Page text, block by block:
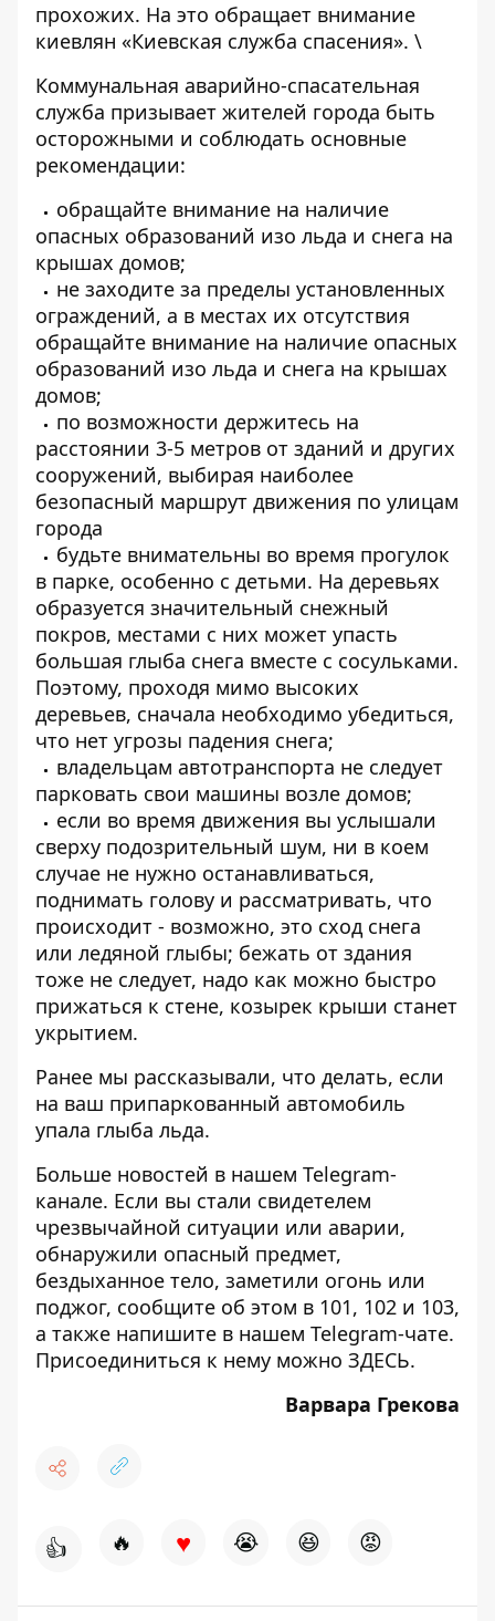
прохожих. На это обращает внимание
киевлян «Киевская служба спасения». \
Коммунальная аварийно-спасательная
служба призывает жителей города быть
осторожными и соблюдать основные
рекомендации:
обращайте внимание на наличие
опасных образований изо льда и снега на
крышах домов;
не заходите за пределы установленных
ограждений, а в местах их отсутствия
обращайте внимание на наличие опасных
образований изо льда и снега на крышах
домов;
по возможности держитесь на
расстоянии 3-5 метров от зданий и других
сооружений, выбирая наиболее
безопасный маршрут движения по улицам
города
будьте внимательны во время прогулок
в парке, особенно с детьми. На деревьях
образуется значительный снежный
покров, местами с них может упасть
большая глыба снега вместе с сосульками.
Поэтому, проходя мимо высоких
деревьев, сначала необходимо убедиться,
что нет угрозы падения снега;
владельцам автотранспорта не следует
парковать свои машины возле домов;
если во время движения вы услышали
сверху подозрительный шум, ни в коем
случае не нужно останавливаться,
поднимать голову и рассматривать, что
происходит - возможно, это сход снега
или ледяной глыбы; бежать от здания
тоже не следует, надо как можно быстро
прижаться к стене, козырек крыши станет
укрытием.
Ранее мы рассказывали, что делать, если
на ваш припаркованный автомобиль
упала глыба льда.
Больше новостей в нашем Telegram-
канале. Если вы стали свидетелем
чрезвычайной ситуации или аварии,
обнаружили опасный предмет,
бездыханное тело, заметили огонь или
поджог, сообщите об этом в 101, 102 и 103,
а также напишите в нашем Telegram-чате.
Присоединиться к нему можно ЗДЕСЬ.
Варвара Грекова
👍 🔥 ♥ 😭 😆 😡